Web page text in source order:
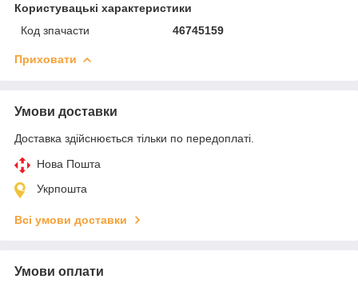
Користувацькі характеристики
Код зпачасти
46745159
Приховати
Умови доставки
Доставка здійснюється тільки по передоплаті.
Нова Пошта
Укрпошта
Всі умови доставки
Умови оплати